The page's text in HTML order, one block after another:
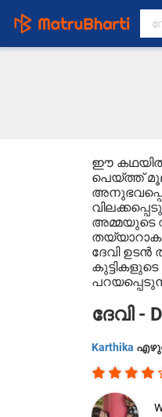
ഈ
പെയ്ത്ത്
അമ്മയുടെ
ദേവി
ദേവി -
Karthika